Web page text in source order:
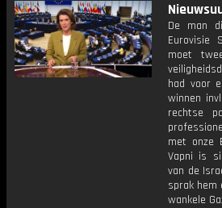
De man
Eurovisie
moet
had voor
winnen
rechtse
met onze
Vapni is
van de
sprak hem
wankele